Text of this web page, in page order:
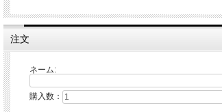
注文
ネーム:
購入数：